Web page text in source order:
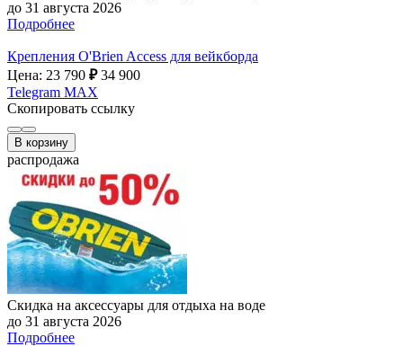
до 31 августа 2026
Подробнее
Крепления O'Brien Access для вейкборда
Цена: 23 790 ₽ 34 900
Telegram MAX
Скопировать ссылку
В корзину
распродажа
Скидка на аксессуары для отдыха на воде
до 31 августа 2026
Подробнее